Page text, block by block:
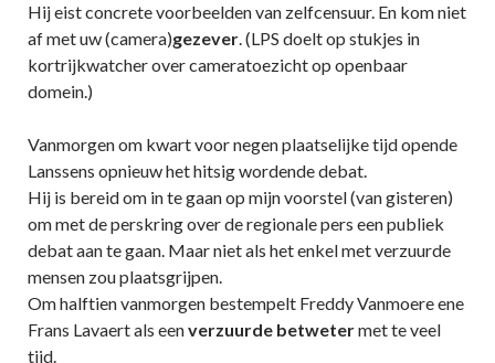
Hij eist concrete voorbeelden van zelfcensuur. En kom niet
af met uw (camera)gezever. (LPS doelt op stukjes in
kortrijkwatcher over cameratoezicht op openbaar
domein.)
Vanmorgen om kwart voor negen plaatselijke tijd opende
Lanssens opnieuw het hitsig wordende debat.
Hij is bereid om in te gaan op mijn voorstel (van gisteren)
om met de perskring over de regionale pers een publiek
debat aan te gaan. Maar niet als het enkel met verzuurde
mensen zou plaatsgrijpen.
Om halftien vanmorgen bestempelt Freddy Vanmoere ene
Frans Lavaert als eenverzuurde betwetermet te veel
tijd.